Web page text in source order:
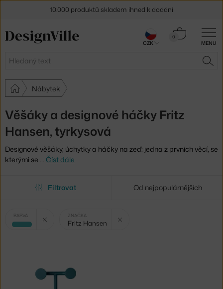
MENU
Hledat
0
Košík
Nábytek
Věšáky a designové háčky Fritz
Hansen, tyrkysová
Designové věšáky, úchytky a háčky na zeď: jedna z prvních věcí, se
kterými se … Číst dále
Filtrovat Od nejpopulárnějších
Vybrané
filtry:
BARVA
tyrkysová
ZNAČKA
Fritz Hansen
10.000 produktů skladem ihned k dodání
30 dní na vrácení zbožíCZK